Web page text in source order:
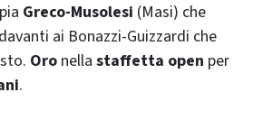
Greco-Musolesi (Masi) che
ai Bonazzi-Guizzardi che
Oro nella staffetta open per
.